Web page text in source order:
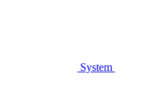
System